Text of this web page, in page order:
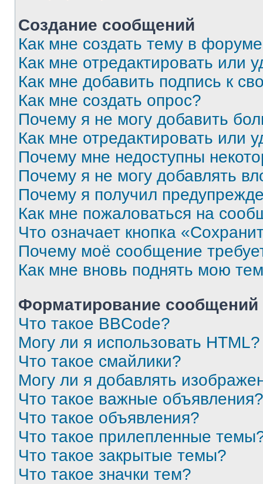
Создание сообщений
Как мне создать тему в
Как мне отредактировать или
Как мне добавить подпись к
Как мне создать опрос?
Почему я не могу добавить
Как мне отредактировать или
Почему мне недоступны
Почему я не могу добавлять
Почему я получил
Как мне пожаловаться на
Что означает кнопка
Почему моё сообщение
Как мне вновь поднять мою
Форматирование
Что такое BBCode?
Могу ли я использовать HTML?
Что такое смайлики?
Могу ли я добавлять
Что такое важные объявления?
Что такое объявления?
Что такое прилепленные
Что такое закрытые темы?
Что такое значки тем?